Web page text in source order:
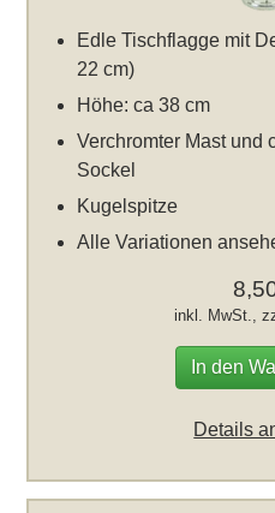
Edle Tischflagge mit
22 cm)
Höhe: ca 38 cm
Verchromter Mast und
Sockel
Kugelspitze
Alle Variationen
inkl. MwSt.,
In den
Details